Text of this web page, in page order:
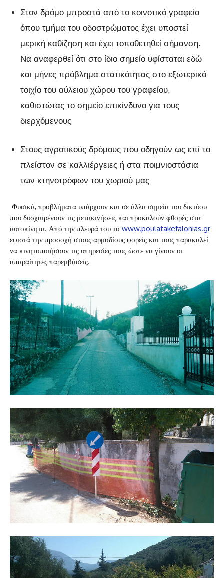
Στον δρόμο μπροστά από το κοινοτικό γραφείο
όπου τμήμα του οδοστρώματος έχει υποστεί
μερική καθίζηση και έχει τοποθετηθεί σήμανση.
Να αναφερθεί ότι στο ίδιο σημείο υφίσταται εδώ
και μήνες πρόβλημα στατικότητας στο εξωτερικό
τοιχίο του αύλειου χώρου του γραφείου,
καθιστώτας το σημείο επικίνδυνο για τους
διερχόμενους
Στους αγροτικούς δρόμους που οδηγούν ως επί το
πλείστον σε καλλιέργειες ή στα ποιμνιοστάσια
των κτηνοτρόφων του χωριού μας
Φυσικά, προβλήματα υπάρχουν και σε άλλα σημεία του δικτύου
που δυσχαιρένουν τις μετακινήσεις και προκαλούν φθορές στα
αυτοκίνητα. Από την πλευρά του το www.poulatakefalonias.gr
εφιστά την προσοχή στους αρμοδίους φορείς και τους παρακαλεί
να κινητοποιήσουν τις υπηρεσίες τους ώστε να γίνουν οι
απαραίτητες παρεμβάσεις.